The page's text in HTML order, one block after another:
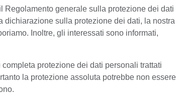
Regolamento generale sulla protezione dei dati
sulla protezione dei dati, la nostra
Inoltre, gli interessati sono informati,
protezione dei dati personali trattati
la protezione assoluta potrebbe non essere